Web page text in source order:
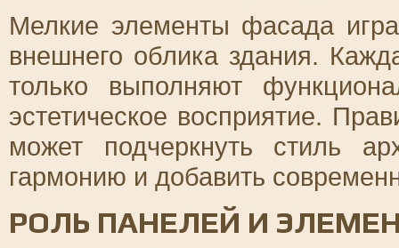
Мелкие элементы фасада
внешнего облика здания.
только выполняют
эстетическое восприятие.
может подчеркнуть стиль
гармонию и добавить
РОЛЬ ПАНЕЛЕЙ И